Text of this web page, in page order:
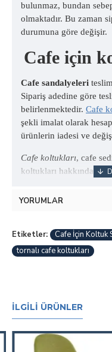
bulunmaz, bundan
olmaktadır. Bu zaman
durumuna göre değişir.
Cafe için
Cafe sandalyeleri
Sipariş adedine göre
belirlenmektedir. Cafe
şekli imalat olarak
ürünlerin iadesi ve
Cafe koltukları, cafe
koltukları hakkındaki
YORUMLAR
Etiketler: Cafe İçin Koltuk
tornalı cafe koltukları
İLGILI ÜRÜNLER